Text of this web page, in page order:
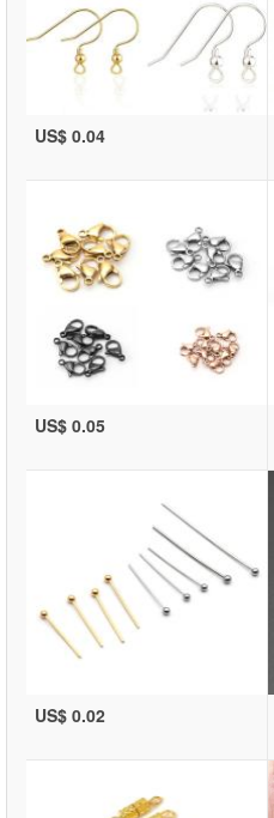
US$ 0.04
US$ 0.05
US$ 0.02